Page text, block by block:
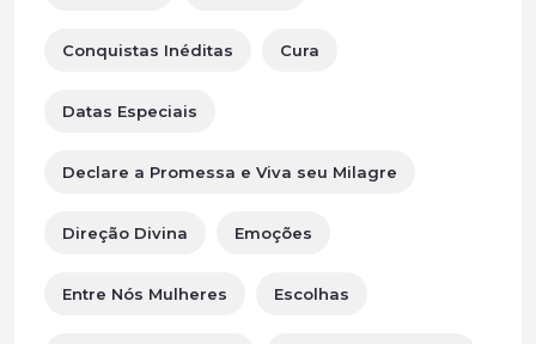
Conquistas Inéditas Cura
Datas Especiais
Declare a Promessa e Viva seu Milagre
Direção Divina Emoções
Entre Nós Mulheres Escolhas